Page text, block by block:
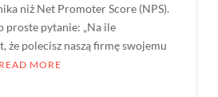
niż Net Promoter Score (NPS).
proste pytanie: „Na ile
że polecisz naszą firmę swojemu
READ MORE